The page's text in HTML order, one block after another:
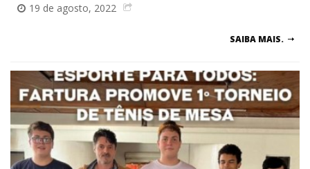
19 de agosto, 2022
SAIBA MAIS.